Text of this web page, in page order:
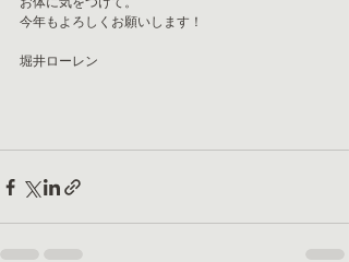
今年もよろしくお願いします！
堀井ローレン